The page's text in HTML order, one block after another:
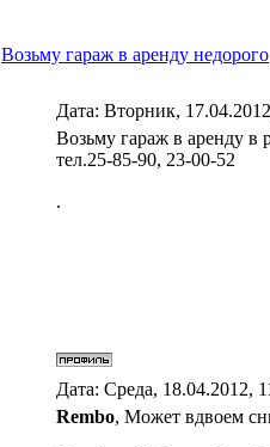
Возьму гараж в аренду недорого
Дата: Вторник,
Возьму гараж в аренду в
тел.25-85-90, 23-00-52
.
Дата: Среда, 18.04.2012,
Rembo, Может вдвоем